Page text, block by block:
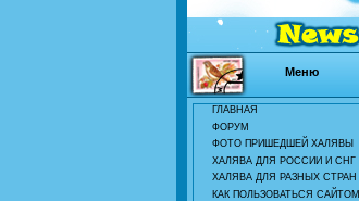
Меню
ГЛАВНАЯ
ФОРУМ
ФОТО ПРИШЕДШЕЙ ХАЛЯВЫ
ХАЛЯВА ДЛЯ РОССИИ И СНГ
ХАЛЯВА ДЛЯ РАЗНЫХ СТРАН
КАК ПОЛЬЗОВАТЬСЯ САЙТОМ